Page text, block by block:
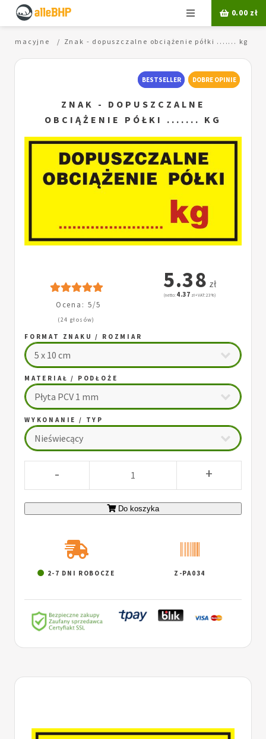
Menu 0.00 zł
Znak - dopuszczalne obciążenie półki ....... kg
BESTSELLER DOBRE OPINIE
ZNAK - DOPUSZCZALNE
OBCIĄŻENIE PÓŁKI ....... KG
Ocena: 5/5
(24 głosów)
5.38 zł
(netto: 4.37 zł + VAT: 23%)
FORMAT ZNAKU / ROZMIAR
MATERIAŁ / PODŁOŻE
WYKONANIE / TYP
- +
Do koszyka
2-7 DNI ROBOCZE Z-PA034